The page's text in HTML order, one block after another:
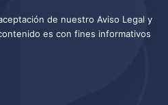
de nuestro Aviso Legal y
es con fines informativos